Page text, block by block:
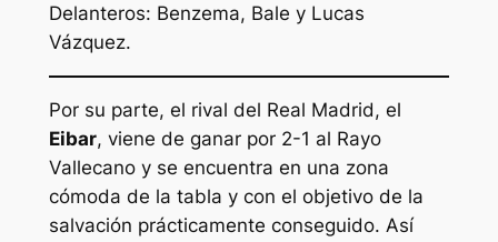
Delanteros: Benzema, Bale y Lucas
Vázquez.
Por su parte, el rival del Real Madrid, el
Eibar, viene de ganar por 2-1 al Rayo
Vallecano y se encuentra en una zona
cómoda de la tabla y con el objetivo de la
salvación prácticamente conseguido. Así